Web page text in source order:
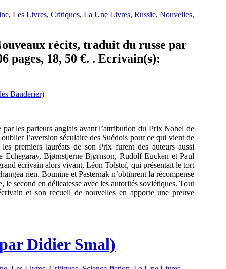
, Les Livres, Critiques, La Une Livres, Russie, Nouvelles,
récits, traduit du russe par
pages, 18, 50 €. . Ecrivain(s):
les parieurs anglais avant l’attribution du Prix Nobel de
l’aversion séculaire des Suédois pour ce qui vient de
premiers lauréats de son Prix furent des auteurs aussi
Echegaray, Bjørnstjerne Bjørnson, Rudolf Eucken et Paul
écrivain alors vivant, Léon Tolstoï, qui présentait le tort
rien. Bounine et Pasternak n’obtinrent la récompense
second en délicatesse avec les autorités soviétiques. Tout
et son recueil de nouvelles en apporte une preuve
Didier Smal)